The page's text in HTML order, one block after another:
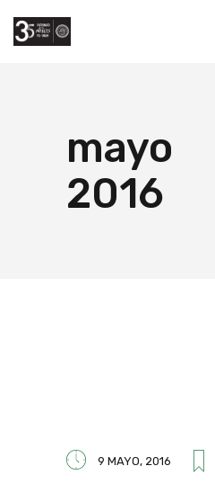
mayo
2016
9 MAYO, 2016